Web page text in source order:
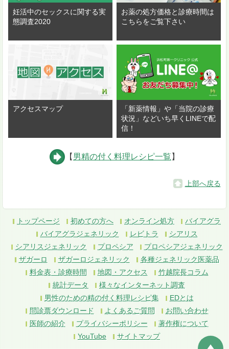
妊活中のセックスに関する実
態調査2020
お薬の処方価格と診療時間は
こちらをご覧下さい
アクセスマップ
「新薬情報」や「当院の診療
状況」などいち早くLINEで配
信！
【 男精の付く料理レシピ一覧 】
上部へ戻る
トップページ 初めての方へ オンライン処方
バイアグラ
バイアグラジェネリック
レビトラ
シアリス
シアリスジェネリック
プロペシア
プロペシアジェネリック
ザガーロ
ザガーロジェネリック
各種ジェネリック医薬品
料金表・診療時間
地図・アクセス
竹越院長コラム
統計データ
様々なインターネット調査
男性のための精の付く料理レシピ集
EDとは
問診票ダウンロード
よくあるご質問
お問い合わせ
医師の紹介
プライバシーポリシー
著作権について
YouTube
サイトマップ